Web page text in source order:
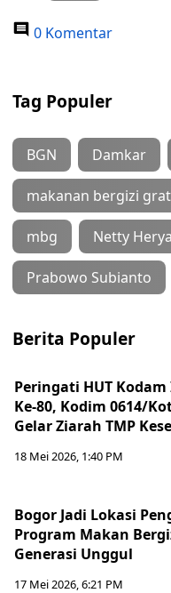
0 Komentar
Tag Populer
BGN Damkar
makanan bergizi
mbg Netty
Prabowo Subianto
Berita Populer
Peringati HUT
Ke-80, Kodim 0614/
Gelar Ziarah TMP
18 Mei 2026, 1:40 PM
Bogor Jadi Lokasi
Program Makan
Generasi Unggul
17 Mei 2026, 6:21 PM